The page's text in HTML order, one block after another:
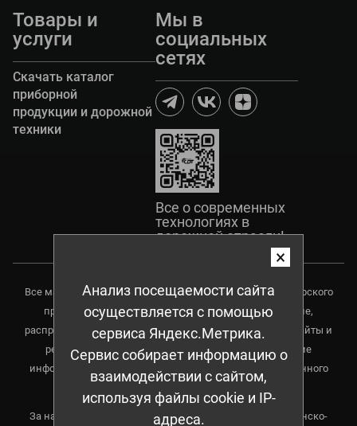
×
Анализ посещаемости сайта
осуществляется с помощью
сервиса Яндекс.Метрика.
Сервис собирает информацию о
взаимодействии с сайтом,
используя файлы cookie и IP-
адреса.
Товары и
услуги
Скачать каталог
приборной
продукции и дорожной
техники
Мы в
социальных
сетях
Все о современных
технологиях в
дорожной отрасли!
Все материалы данного сайта являются объектами авторского
права, в том числе дизайн. Запрещается копирование,
распространение (в том числе копирования на другие сайты и
ресурсы в Интернете) или любое иное использование
информации и объектов без предварительного письменного
согласия правообладателя.
За нарушение авторского права предусмотрена гражданско-